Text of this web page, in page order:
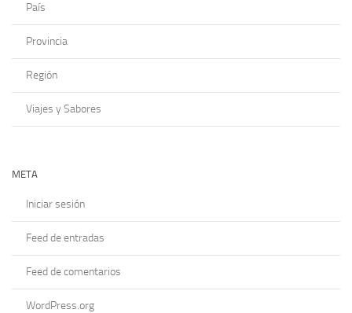
País
Provincia
Región
Viajes y Sabores
META
Iniciar sesión
Feed de entradas
Feed de comentarios
WordPress.org